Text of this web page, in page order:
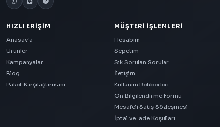
HIZLI ERIŞIM
Anasayfa
Ürünler
Kampanyalar
Blog
Paket Karşılaştırması
MÜŞTERI İŞLEMLERI
Hesabım
Sepetim
Sık Sorulan Sorular
İletişim
Kullanım Rehberleri
Ön Bilgilendirme Formu
Mesafeli Satış Sözleşmesi
İptal ve İade Koşulları